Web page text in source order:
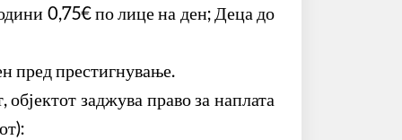
0,75€ по лице на ден; Деца до
пред престигнување.
заджува право за наплата